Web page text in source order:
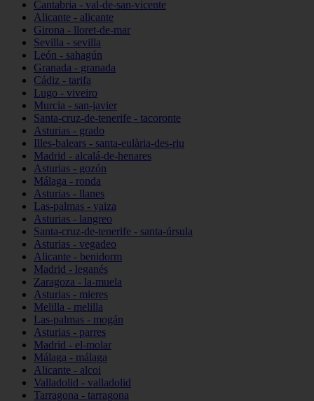
Cantabria - val-de-san-vicente
Alicante - alicante
Girona - lloret-de-mar
Sevilla - sevilla
León - sahagún
Granada - granada
Cádiz - tarifa
Lugo - viveiro
Murcia - san-javier
Santa-cruz-de-tenerife - tacoronte
Asturias - grado
Illes-balears - santa-eulària-des-riu
Madrid - alcalá-de-henares
Asturias - gozón
Málaga - ronda
Asturias - llanes
Las-palmas - yaiza
Asturias - langreo
Santa-cruz-de-tenerife - santa-úrsula
Asturias - vegadeo
Alicante - benidorm
Madrid - leganés
Zaragoza - la-muela
Asturias - mieres
Melilla - melilla
Las-palmas - mogán
Asturias - parres
Madrid - el-molar
Málaga - málaga
Alicante - alcoi
Valladolid - valladolid
Tarragona - tarragona